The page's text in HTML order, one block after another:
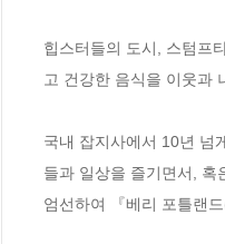
힙스터들의 도시, 스텀프
고 건강한 음식을 이웃과
국내 잡지사에서 10년 넘
들과 일상을 즐기면서, 혹
엄선하여 『베리 포틀랜